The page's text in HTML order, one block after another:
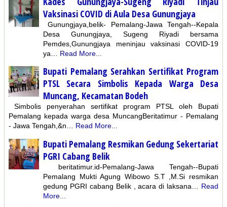
Vaksinasi COVID di Aula Desa Gunungjaya
Gunungjaya,belik- Pemalang-Jawa Tengah--Kepala
Desa Gunungjaya, Sugeng Riyadi bersama
Pemdes,Gunungjaya meninjau vaksinasi COVID-19
ya…
Read More...
Bupati Pemalang Serahkan Sertifikat Program
PTSL Secara Simbolis Kepada Warga Desa
Muncang, Kecamatan Bodeh
Simbolis penyerahan sertifikat program PTSL oleh Bupati
Pemalang kepada warga desa MuncangBeritatimur - Pemalang
- Jawa Tengah,&n… Read More...
Bupati Pemalang Resmikan Gedung Sekertariat
PGRI Cabang Belik
beritatimur.id-Pemalang-Jawa Tengah--Bupati
Pemalang Mukti Agung Wibowo S.T ,M.Si resmikan
gedung PGRI cabang Belik , acara di laksana…
Read
More...